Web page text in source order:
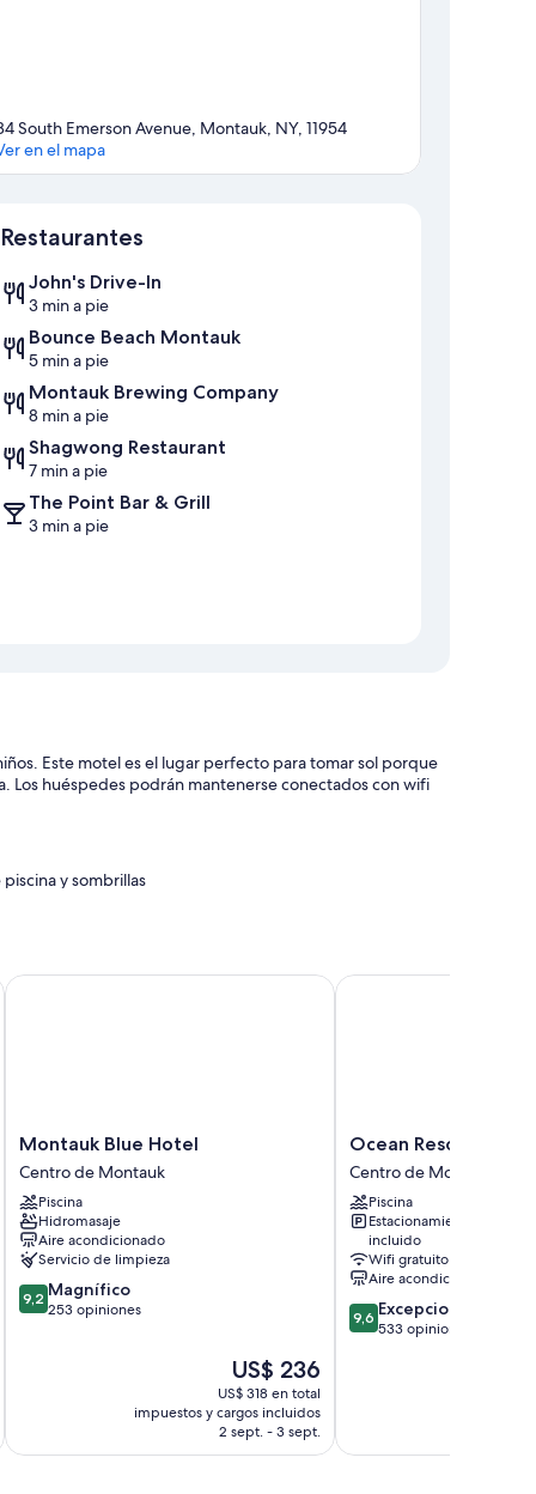
South Emerson Avenue, Montauk, NY, 11954
en el mapa
Restaurantes
John's Drive-In
3 min a pie
Bounce Beach Montauk
5 min a pie
Montauk Brewing Company
8 min a pie
Shagwong Restaurant
7 min a pie
The Point Bar & Grill
3 min a pie
Este motel es el lugar perfecto para tomar sol porque
Los huéspedes podrán mantenerse conectados con wifi
y sombrillas
en la recepción
habitaciones:
pelo
Montauk
Blue
Hotel
Centro
de
Montauk
Montauk Blue Hotel
Centro de Montauk
Piscina
Hidromasaje
Aire acondicionado
Servicio de limpieza
9.2
de
9,2 Magnífico
253 opiniones
El
precio
actual
es
de
US$ 236
US$ 318 en total
impuestos y cargos incluidos
2 sept. - 3 sept.
Montauk Blue Hotel
Ocean
Resort
Inn
Centro
de
Montauk
Ocean Resort Inn
Centro de Montauk
Piscina
Estacionamiento
incluido
Wifi gratuito
Aire acondicionado
9.6
de
9,6 Excepcional
533 opiniones
Ocean Resort Inn